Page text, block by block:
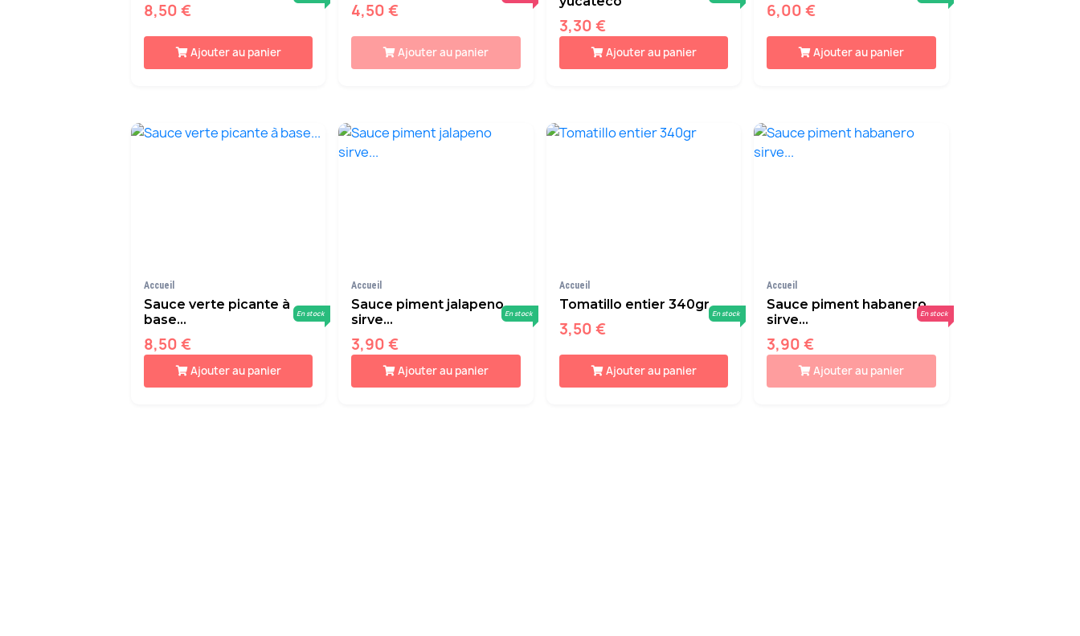
8,50 €
Ajouter au panier
4,50 €
Ajouter au panier
3,30 €
Ajouter au panier
6,00 €
Ajouter au panier
Accueil
Sauce verte picante à
base...
8,50 €
En stock
Ajouter au panier
Accueil
Sauce piment jalapeno
sirve...
3,90 €
En stock
Ajouter au panier
Accueil
Tomatillo entier 340gr
3,50 €
En stock
Ajouter au panier
Accueil
Sauce piment habanero
sirve...
3,90 €
En stock
Ajouter au panier